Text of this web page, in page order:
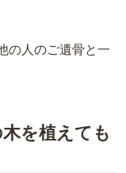
の人のご遺骨と一
を植えても